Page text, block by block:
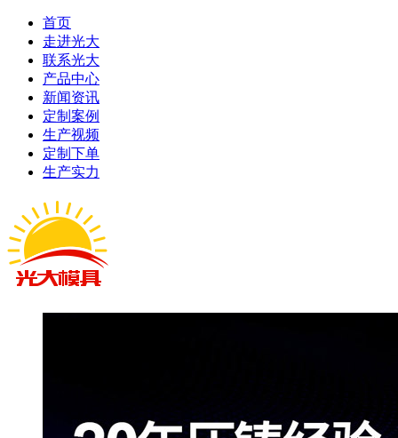
首页
走进光大
联系光大
产品中心
新闻资讯
定制案例
生产视频
定制下单
生产实力